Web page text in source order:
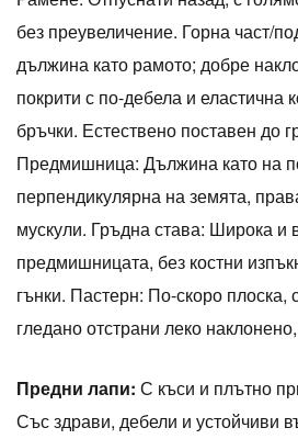
без преувеличение. Горна част/
дължина като рамото; добре
покрити с по-дебела и еластична
бръчки. Естествено поставен до
Предмишница: Дължина като на
перпендикулярна на земята,
мускули. Гръдна става: Широка и
предмишницата, без костни
гънки. Пастерн: По-скоро плоска,
гледано отстрани леко
Предни лапи: С къси и плътно
Със здрави, дебели и устойчиви